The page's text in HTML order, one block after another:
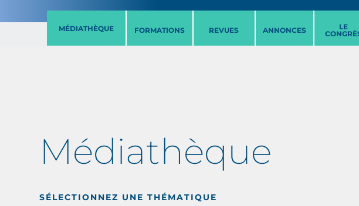
MÉDIATHÈQUE FORMATIONS REVUES ANNONCES
LE
Médiathèque
SÉLECTIONNEZ UNE THÉMATIQUE